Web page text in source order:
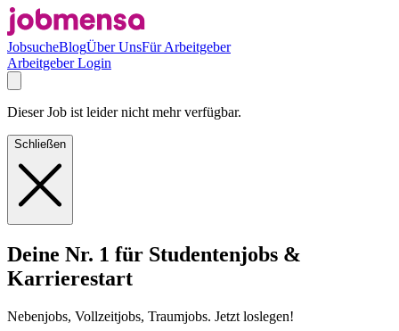
JobsucheBlogÜber UnsFür Arbeitgeber
Arbeitgeber Login
Dieser Job ist leider nicht mehr verfügbar.
Schließen
Deine Nr. 1 für Studentenjobs &
Karrierestart
Nebenjobs, Vollzeitjobs, Traumjobs. Jetzt loslegen!